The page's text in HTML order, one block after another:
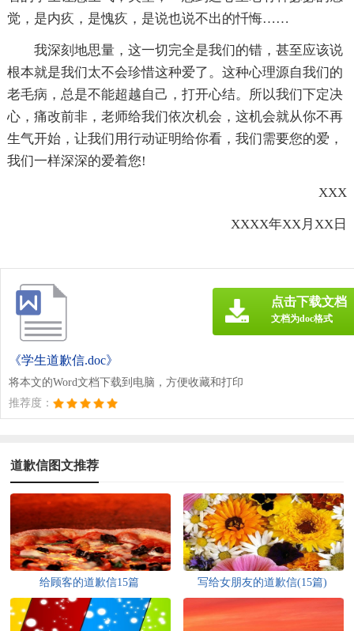
觉，是内疚，是愧疚，是说也说不出的忏悔……
我深刻地思量，这一切完全是我们的错，甚至应该说
根本就是我们太不会珍惜这种爱了。这种心理源自我们的
老毛病，总是不能超越自己，打开心结。所以我们下定决
心，痛改前非，老师给我们依次机会，这机会就从你不再
生气开始，让我们用行动证明给你看，我们需要您的爱，
我们一样深深的爱着您!
XXX
XXXX年XX月XX日
《学生道歉信.doc》
将本文的Word文档下载到电脑，方便收藏和打印
推荐度：
点击下载文档
文档为doc格式
道歉信图文推荐
给顾客的道歉信15篇 写给女朋友的道歉信(15篇)